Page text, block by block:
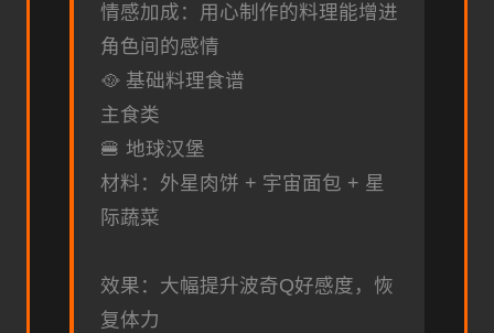
情感加成：用心制作的料理能增进
角色间的感情
🥘 基础料理食谱
主食类
🍔 地球汉堡
材料：外星肉饼 + 宇宙面包 + 星
际蔬菜
效果：大幅提升波奇Q好感度，恢
复体力